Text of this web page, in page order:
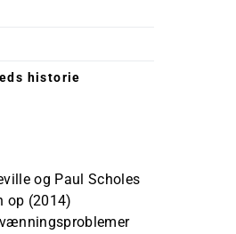
historie
og Paul Scholes
op (2014)